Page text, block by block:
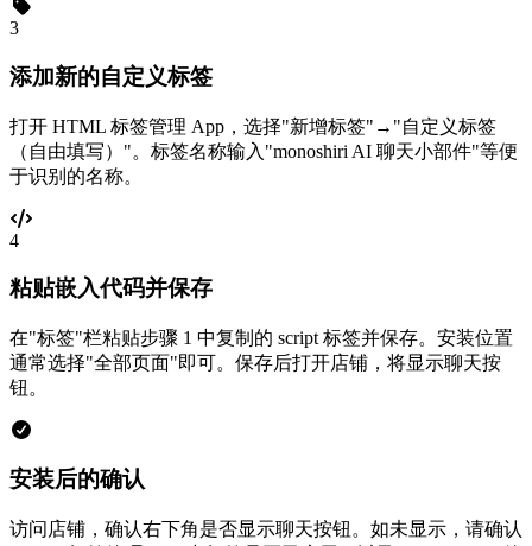
3
添加新的自定义标签
打开 HTML 标签管理 App，选择"新增标签"→"自定义标签
（自由填写）"。标签名称输入"monoshiri AI 聊天小部件"等便
于识别的名称。
4
粘贴嵌入代码并保存
在"标签"栏粘贴步骤 1 中复制的 script 标签并保存。安装位置
通常选择"全部页面"即可。保存后打开店铺，将显示聊天按
钮。
安装后的确认
访问店铺，确认右下角是否显示聊天按钮。如未显示，请确认